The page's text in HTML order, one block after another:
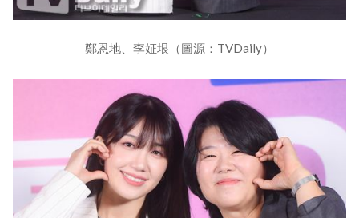
鄭恩地、李姃垠（圖源：TVDaily）